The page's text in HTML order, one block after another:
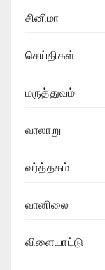
சினிமா
செய்திகள்
மருத்துவம்
வரலாறு
வர்த்தகம்
வானிலை
விளையாட்டு